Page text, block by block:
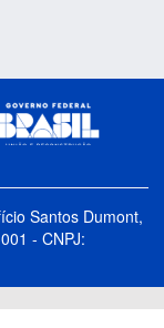
Santos Dumont,
- CNPJ: